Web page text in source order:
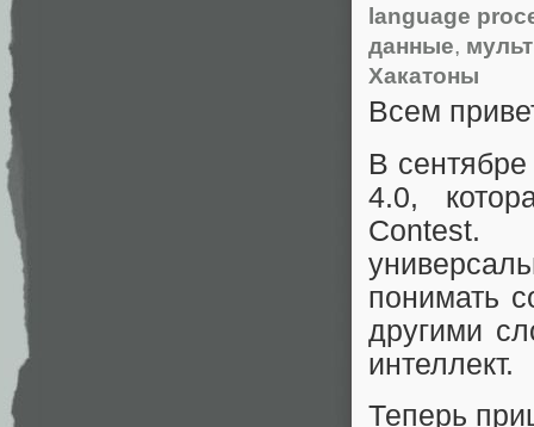
language
данные,
Хакатоны
Всем
В
4.0,
Contest.
понимать
другими
интеллект.
Теперь